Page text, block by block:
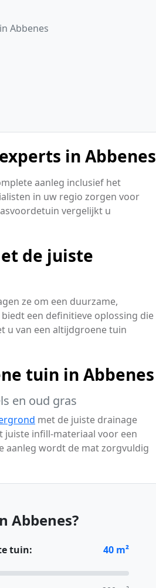
Abbenes
in Abbenes
aanleg inclusief het
in uw regio zorgen voor
vergelijkt u
de juiste
ze om een duurzame,
een definitieve oplossing die
u van een altijdgroene tuin
tuin in Abbenes
en oud gras
met de juiste drainage
infill-materiaal voor een
aanleg wordt de mat zorgvuldig
Abbenes?
tuin: 40 m²